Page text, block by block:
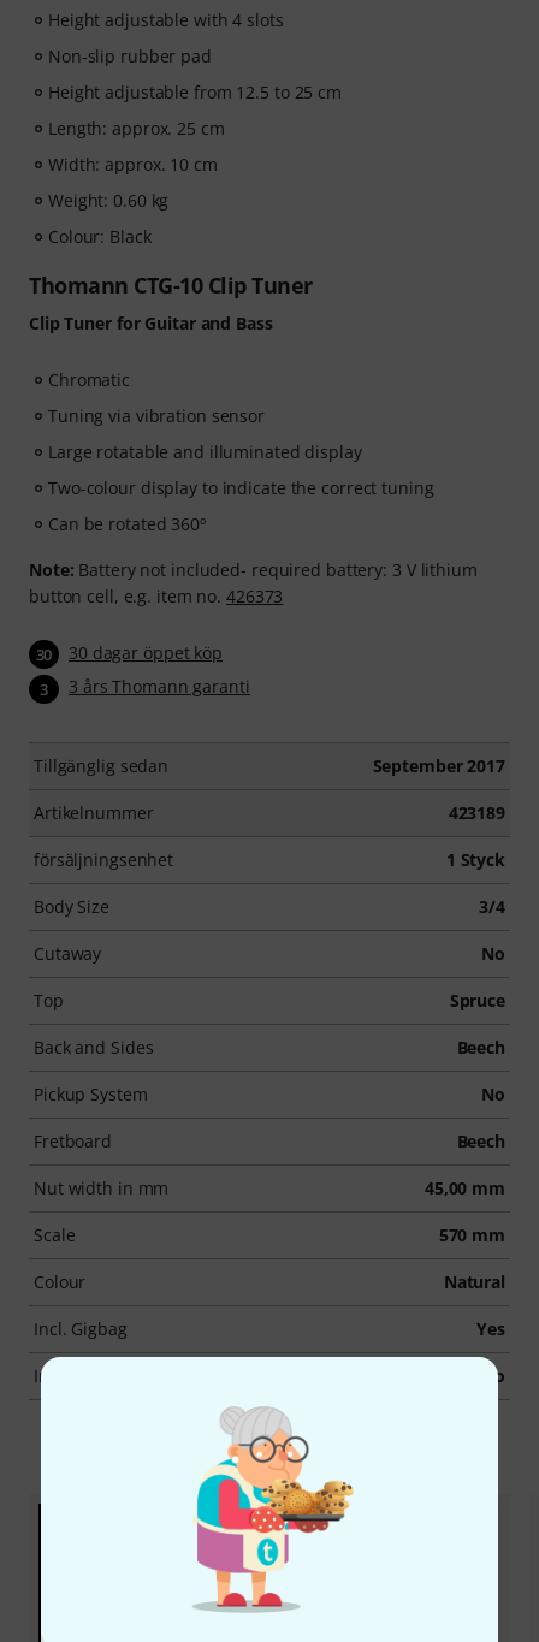
Height adjustable with 4 slots
Non-slip rubber pad
Height adjustable from 12.5 to 25 cm
Length: approx. 25 cm
Width: approx. 10 cm
Weight: 0.60 kg
Colour: Black
Thomann CTG-10 Clip Tuner
Clip Tuner for Guitar and Bass
Chromatic
Tuning via vibration sensor
Large rotatable and illuminated display
Two-colour display to indicate the correct tuning
Can be rotated 360º
Note: Battery not included- required battery: 3 V lithium
button cell, e.g. item no.426373
30 30 dagar öppet köp
3 3 års Thomann garanti
Tillgänglig sedan September 2017
Artikelnummer 423189
försäljningsenhet 1 Styck
Body Size 3/4
Cutaway No
Top Spruce
Back and Sides Beech
Pickup System No
Fretboard Beech
Nut width in mm 45,00 mm
Scale 570 mm
Colour Natural
Incl. Gigbag Yes
Including Case No
Tillbehör & matchande produkter